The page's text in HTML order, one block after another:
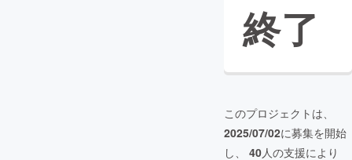
終了
このプロジェクトは、
2025/07/02に募集を開始
し、 40人の支援により